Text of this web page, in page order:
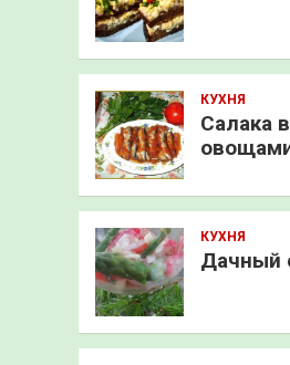
КУХНЯ
Салака
КУХНЯ
Дачный